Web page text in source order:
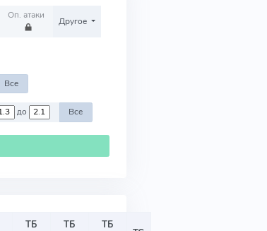
Оп. атаки
Другое
Все
до Все
ТБ
ТБ
ТБ